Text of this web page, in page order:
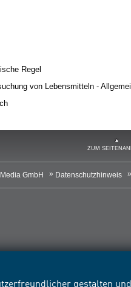
gestalten
Regel
von Lebensmitteln -
ZUM
GmbH Datenschutzhinweis